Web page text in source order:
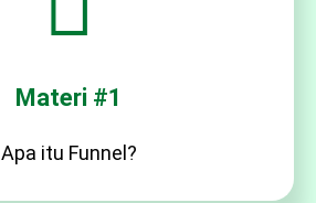
Materi #1
Apa itu Funnel?